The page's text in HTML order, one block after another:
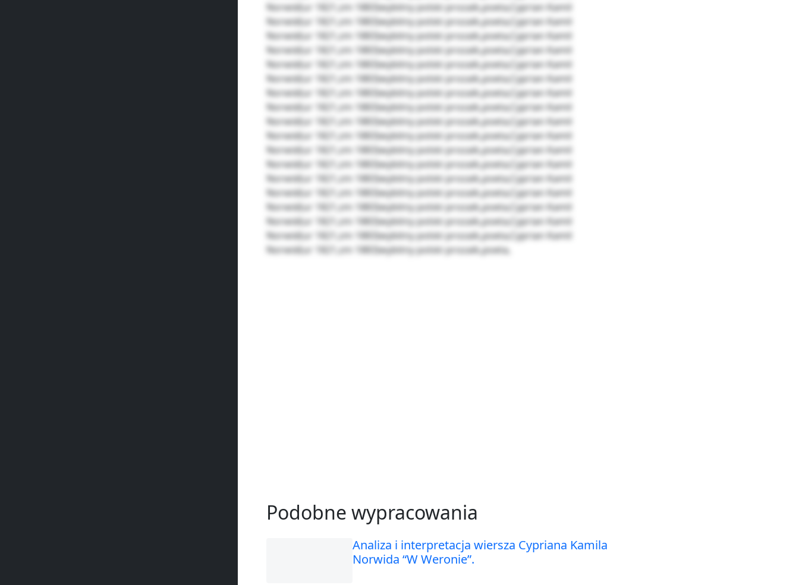
Norwid(ur 1821,zm 1883)wybitny polski prozaik,poeta,Cyprian Kamil
Norwid(ur 1821,zm 1883)wybitny polski prozaik,poeta,Cyprian Kamil
Norwid(ur 1821,zm 1883)wybitny polski prozaik,poeta,Cyprian Kamil
Norwid(ur 1821,zm 1883)wybitny polski prozaik,poeta,Cyprian Kamil
Norwid(ur 1821,zm 1883)wybitny polski prozaik,poeta,Cyprian Kamil
Norwid(ur 1821,zm 1883)wybitny polski prozaik,poeta,Cyprian Kamil
Norwid(ur 1821,zm 1883)wybitny polski prozaik,poeta,Cyprian Kamil
Norwid(ur 1821,zm 1883)wybitny polski prozaik,poeta,Cyprian Kamil
Norwid(ur 1821,zm 1883)wybitny polski prozaik,poeta,Cyprian Kamil
Norwid(ur 1821,zm 1883)wybitny polski prozaik,poeta,Cyprian Kamil
Norwid(ur 1821,zm 1883)wybitny polski prozaik,poeta,Cyprian Kamil
Norwid(ur 1821,zm 1883)wybitny polski prozaik,poeta,Cyprian Kamil
Norwid(ur 1821,zm 1883)wybitny polski prozaik,poeta,Cyprian Kamil
Norwid(ur 1821,zm 1883)wybitny polski prozaik,poeta,Cyprian Kamil
Norwid(ur 1821,zm 1883)wybitny polski prozaik,poeta,Cyprian Kamil
Norwid(ur 1821,zm 1883)wybitny polski prozaik,poeta,Cyprian Kamil
Norwid(ur 1821,zm 1883)wybitny polski prozaik,poeta,Cyprian Kamil
Norwid(ur 1821,zm 1883)wybitny polski prozaik,poeta,
Podobne wypracowania
Analiza i interpretacja wiersza Cypriana Kamila
Norwida “W Weronie”.